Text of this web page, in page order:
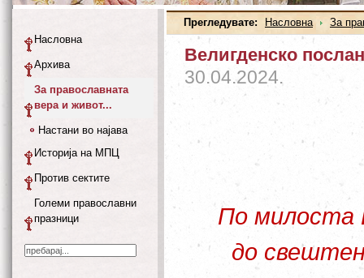
Прегледувате: Насловна За
Велигденско
30.04.2024.
По милоста
до
Насловна
Архива
За православната
вера и живот...
Настани во најава
Историја на МПЦ
Против сектите
Големи православни
празници